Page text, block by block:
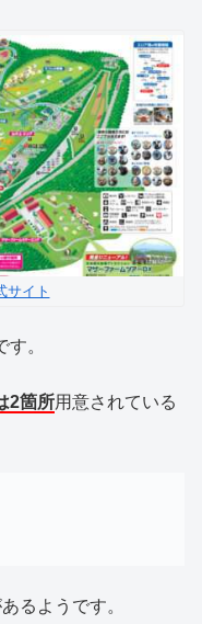
サイト
。
2箇所用意されている
るようです。